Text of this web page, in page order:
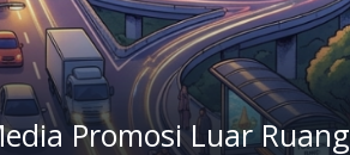
Promosi Luar Ruang